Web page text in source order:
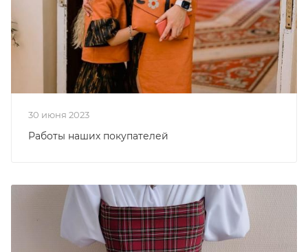
30 июня 2023
Работы наших покупателей